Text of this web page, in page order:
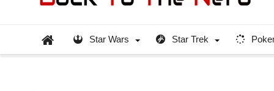
Star Wars Star Trek